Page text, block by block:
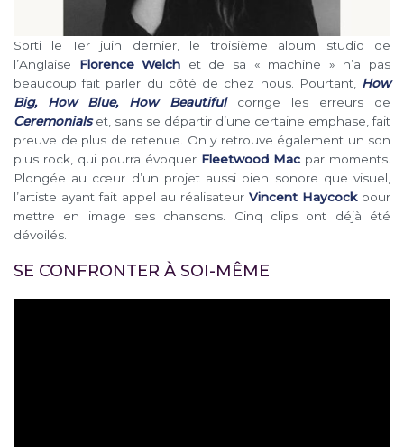
Sorti le 1er juin dernier, le troisième album studio de
l’Anglaise Florence Welch et de sa « machine » n’a pas
beaucoup fait parler du côté de chez nous. Pourtant, How
Big, How Blue, How Beautifulcorrige les erreurs de
Ceremonialset, sans se départir d’une certaine emphase, fait
preuve de plus de retenue. On y retrouve également un son
plus rock, qui pourra évoquer Fleetwood Mac par moments.
Plongée au cœur d’un projet aussi bien sonore que visuel,
l’artiste ayant fait appel au réalisateur Vincent Haycockpour
mettre en image ses chansons. Cinq clips ont déjà été
dévoilés.
SE CONFRONTER À SOI-MÊME